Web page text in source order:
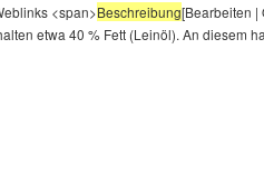
<span>Beschreibung[Bearbeiten |
etwa 40 % Fett (Leinöl). An diesem